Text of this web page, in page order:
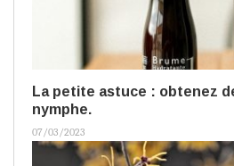
La petite astuce : obtenez
nymphe.
07/03/2023